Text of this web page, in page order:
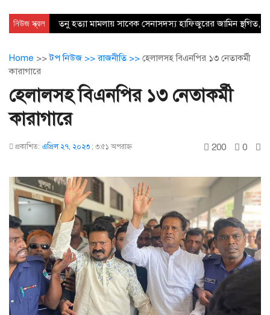
নিউজ স্ক্রল তনু হত্যা মামলায় সাবেক সেনাসদস্য হাফিজুরের জামিন স্থগিত,
Home >>টপ নিউজ >>রাজনীতি >> হেলালসহ বিএনপির ১৩ নেতাকর্মী
কারাগারে
হেলালসহ বিএনপির ১৩ নেতাকর্মী
কারাগারে
প্রকাশিত: এপ্রিল ২৭, ২০২৩ ; ৩:৫১ অপরাহ্ণ 200 0